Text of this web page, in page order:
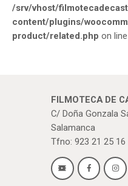
/srv/vhost/
content/plugins/
product/related.php on line
FILMOTECA DE
C/ Doña Gonzala
Salamanca
Tfno: 923 21 25 16